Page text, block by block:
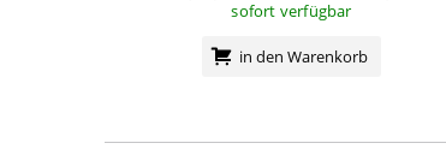
sofort verfügbar
in den Warenkorb